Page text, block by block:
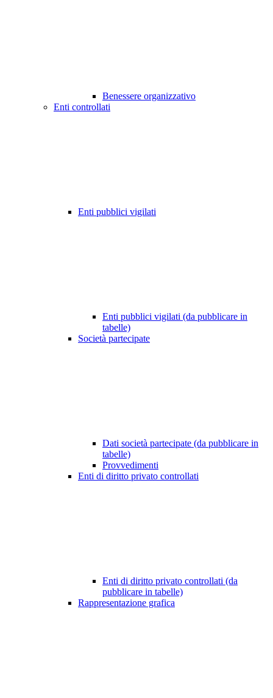
Benessere organizzativo
Enti controllati
Enti pubblici vigilati
Enti pubblici vigilati (da pubblicare in
tabelle)
Società partecipate
Dati società partecipate (da pubblicare in
tabelle)
Provvedimenti
Enti di diritto privato controllati
Enti di diritto privato controllati (da
pubblicare in tabelle)
Rappresentazione grafica